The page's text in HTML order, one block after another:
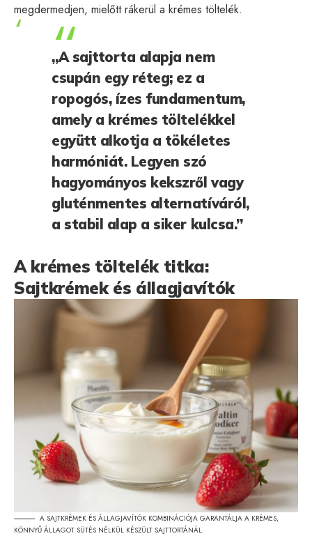
megdermedjen, mielőtt rákerül a krémes töltelék.
„A sajttorta alapja nem
csupán egy réteg; ez a
ropogós, ízes fundamentum,
amely a krémes töltelékkel
együtt alkotja a tökéletes
harmóniát. Legyen szó
hagyományos kekszről vagy
gluténmentes alternatíváról,
a stabil alap a siker kulcsa.”
A krémes töltelék titka:
Sajtkrémek és állagjavítók
A SAJTKRÉMEK ÉS ÁLLAGJAVÍTÓK KOMBINÁCIÓJA GARANTÁLJA A KRÉMES,
KÖNNYŰ ÁLLAGOT SÜTÉS NÉLKÜL KÉSZÜLT SAJTTORTÁNÁL.